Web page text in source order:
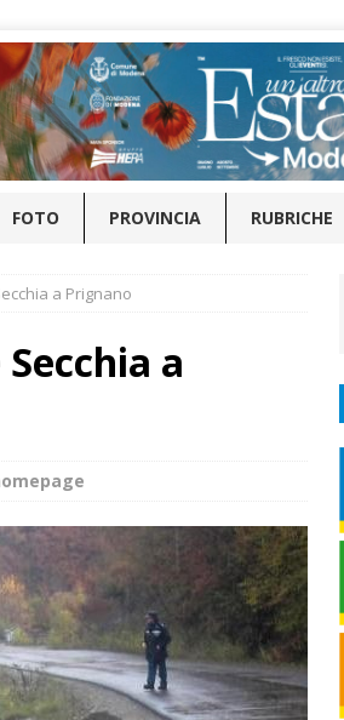
FOTO PROVINCIA RUBRICHE
a Prignano
a